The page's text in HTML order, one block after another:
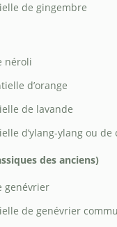
de gingembre
néroli
d’orange
de lavande
d’ylang-ylang ou
des anciens)
genévrier
de genévrier